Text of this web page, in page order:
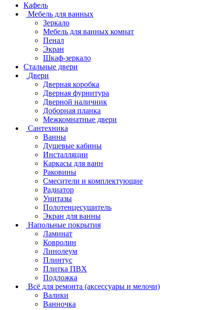
Кафель
Мебель для ванных
Зеркало
Мебель для ванных комнат
Пенал
Экран
Шкаф-зеркало
Стальные двери
Двери
Дверная коробка
Дверная фурнитура
Дверной наличник
Доборная планка
Межкомнатные двери
Сантехника
Ванны
Душевые кабины
Инсталляции
Каркасы для ванн
Раковины
Смесители и комплектующие
Радиатор
Унитазы
Полотенцесушитель
Экран для ванны
Напольные покрытия
Ламинат
Ковролин
Линолеум
Плинтус
Плитка ПВХ
Подложка
Всё для ремонта (аксессуары и мелочи)
Валики
Ванночка